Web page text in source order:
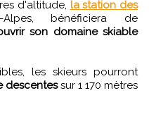
d'altitude, la station des
bénéficiera de
son domaine skiable
les skieurs pourront
descentessur 1 170 mètres